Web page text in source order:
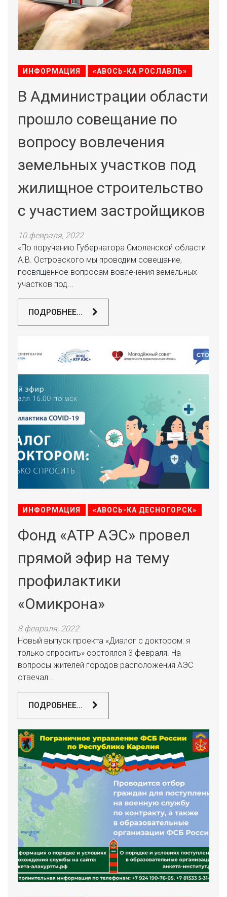
ИНФОРМАЦИЯ «АВОСЬ-КА РОСЛАВЛЬ»
В Администрации области
прошло совещание по
вопросу вовлечения
земельных участков под
жилищное строительство
с участием застройщиков
10 февраля, 2022
«По поручению Губернатора Смоленской области
А.В. Островского мы проводим совещание,
посвященное вопросам вовлечения земельных
участков под...
ПОДРОБНЕЕ...
ИНФОРМАЦИЯ «АВОСЬ-КА ДЕСНОГОРСК»
Фонд «АТР АЭС» провел
прямой эфир на тему
профилактики
«Омикрона»
8 февраля, 2022
Новый выпуск проекта «Диалог с доктором: я
только спросить» состоялся 3 февраля. На
вопросы жителей городов расположения АЭС
отвечал...
ПОДРОБНЕЕ...